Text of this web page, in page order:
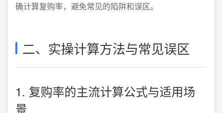
确计算复购率，避免常见的陷阱和误区。
二、实操计算方法与常见误区
1. 复购率的主流计算公式与适用场
景